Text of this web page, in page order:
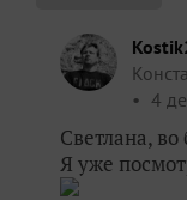
4
Светлана, во
Я уже